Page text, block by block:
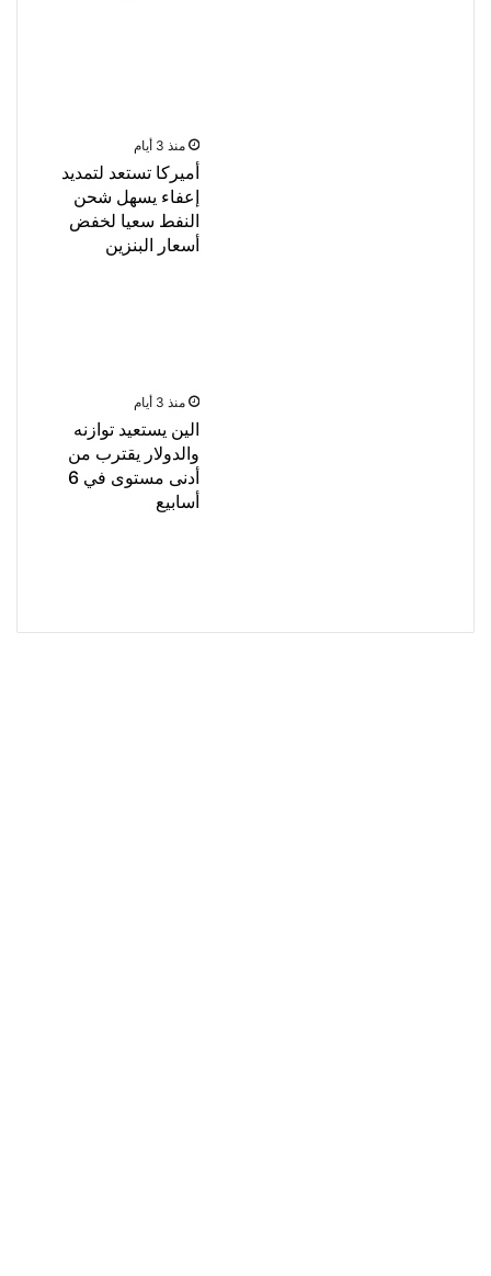
منذ 3 أيام
أميركا تستعد لتمديد
إعفاء يسهل شحن
النفط سعيا لخفض
أسعار البنزين
منذ 3 أيام
الين يستعيد توازنه
والدولار يقترب من
أدنى مستوى في 6
أسابيع